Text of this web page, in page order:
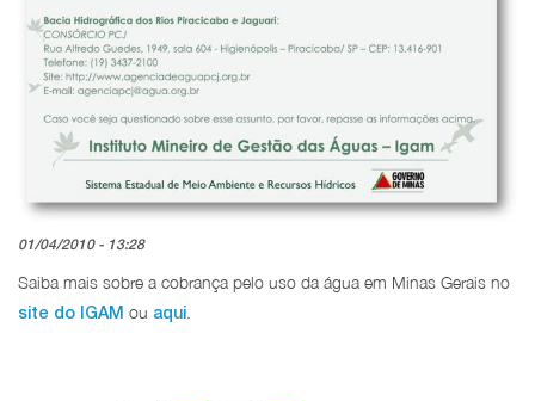
01/04/2010 - 13:28
Saiba mais sobre a cobrança pelo uso da água em Minas Gerais no
site do IGAM ou aqui